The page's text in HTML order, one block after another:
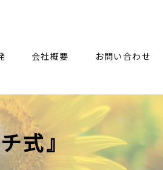
会社概要 お問い合わせ
式』